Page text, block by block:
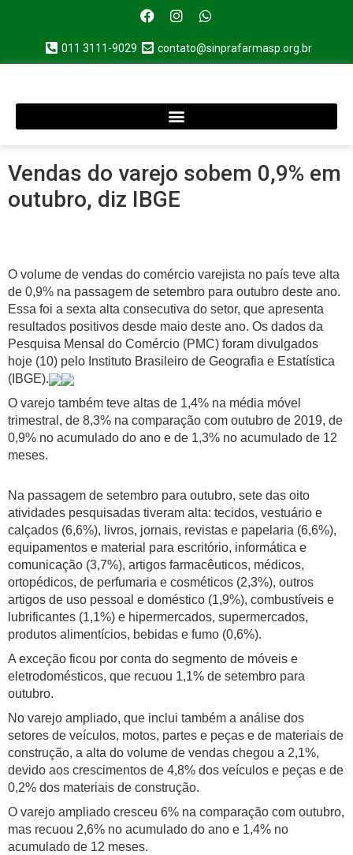
011 3111-9029 contato@sinprafarmasp.org.br
Vendas do varejo sobem 0,9% em
outubro, diz IBGE
O volume de vendas do comércio varejista no país teve alta
de 0,9% na passagem de setembro para outubro deste ano.
Essa foi a sexta alta consecutiva do setor, que apresenta
resultados positivos desde maio deste ano. Os dados da
Pesquisa Mensal do Comércio (PMC) foram divulgados
hoje (10) pelo Instituto Brasileiro de Geografia e Estatística
(IBGE).
O varejo também teve altas de 1,4% na média móvel
trimestral, de 8,3% na comparação com outubro de 2019, de
0,9% no acumulado do ano e de 1,3% no acumulado de 12
meses.
Na passagem de setembro para outubro, sete das oito
atividades pesquisadas tiveram alta: tecidos, vestuário e
calçados (6,6%), livros, jornais, revistas e papelaria (6,6%),
equipamentos e material para escritório, informática e
comunicação (3,7%), artigos farmacêuticos, médicos,
ortopédicos, de perfumaria e cosméticos (2,3%), outros
artigos de uso pessoal e doméstico (1,9%), combustíveis e
lubrificantes (1,1%) e hipermercados, supermercados,
produtos alimentícios, bebidas e fumo (0,6%).
A exceção ficou por conta do segmento de móveis e
eletrodomésticos, que recuou 1,1% de setembro para
outubro.
No varejo ampliado, que inclui também a análise dos
setores de veículos, motos, partes e peças e de materiais de
construção, a alta do volume de vendas chegou a 2,1%,
devido aos crescimentos de 4,8% dos veículos e peças e de
0,2% dos materiais de construção.
O varejo ampliado cresceu 6% na comparação com outubro,
mas recuou 2,6% no acumulado do ano e 1,4% no
acumulado de 12 meses.